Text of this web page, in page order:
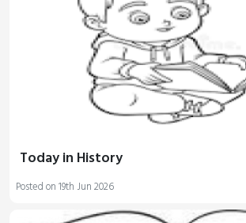
Today in History
Posted on 19th Jun 2026